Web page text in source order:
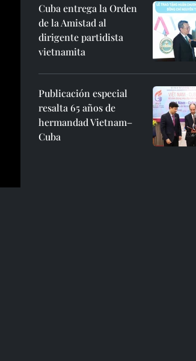
Cuba entrega la Orden
de la Amistad al
dirigente partidista
vietnamita
Publicación especial
resalta 65 años de
hermandad Vietnam–
Cuba